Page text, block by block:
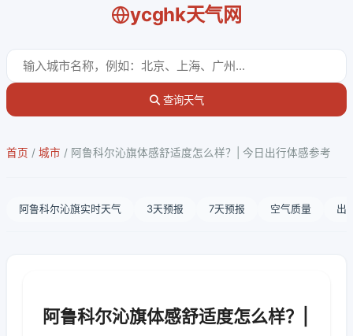
ycghk天气网
查询天气
首页 / 城市 / 阿鲁科尔沁旗体感舒适度怎么样？| 今日出行体感参考
阿鲁科尔沁旗实时天气 3天预报 7天预报 空气质量 出
阿鲁科尔沁旗体感舒适度怎么样？|